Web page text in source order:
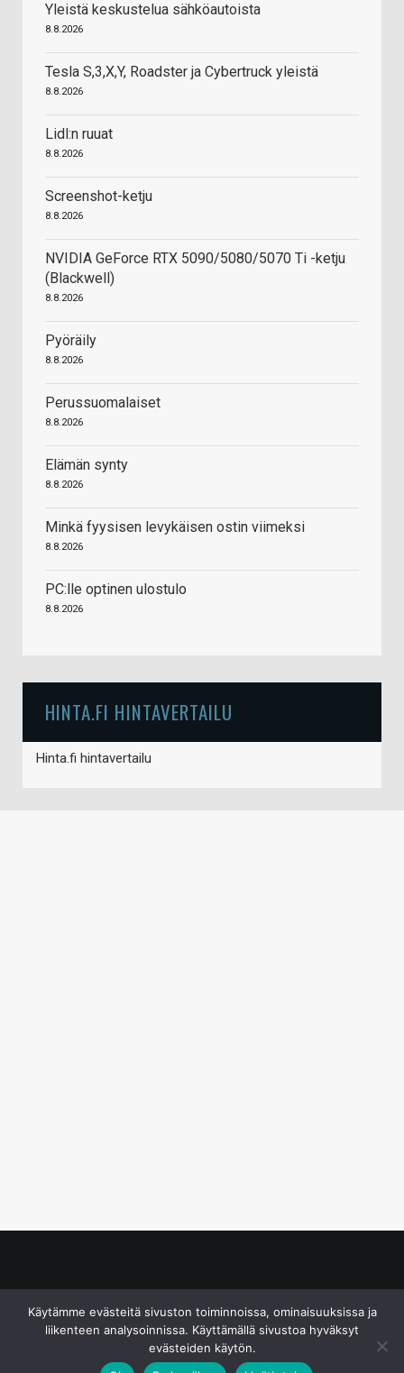
Yleistä keskustelua sähköautoista
8.8.2026
Tesla S,3,X,Y, Roadster ja Cybertruck yleistä
8.8.2026
Lidl:n ruuat
8.8.2026
Screenshot-ketju
8.8.2026
NVIDIA GeForce RTX 5090/5080/5070 Ti -ketju
(Blackwell)
8.8.2026
Pyöräily
8.8.2026
Perussuomalaiset
8.8.2026
Elämän synty
8.8.2026
Minkä fyysisen levykäisen ostin viimeksi
8.8.2026
PC:lle optinen ulostulo
8.8.2026
HINTA.FI HINTAVERTAILU
Hinta.fi hintavertailu
Käytämme evästeitä sivuston toiminnoissa, ominaisuuksissa ja
liikenteen analysoinnissa. Käyttämällä sivustoa hyväksyt
evästeiden käytön.